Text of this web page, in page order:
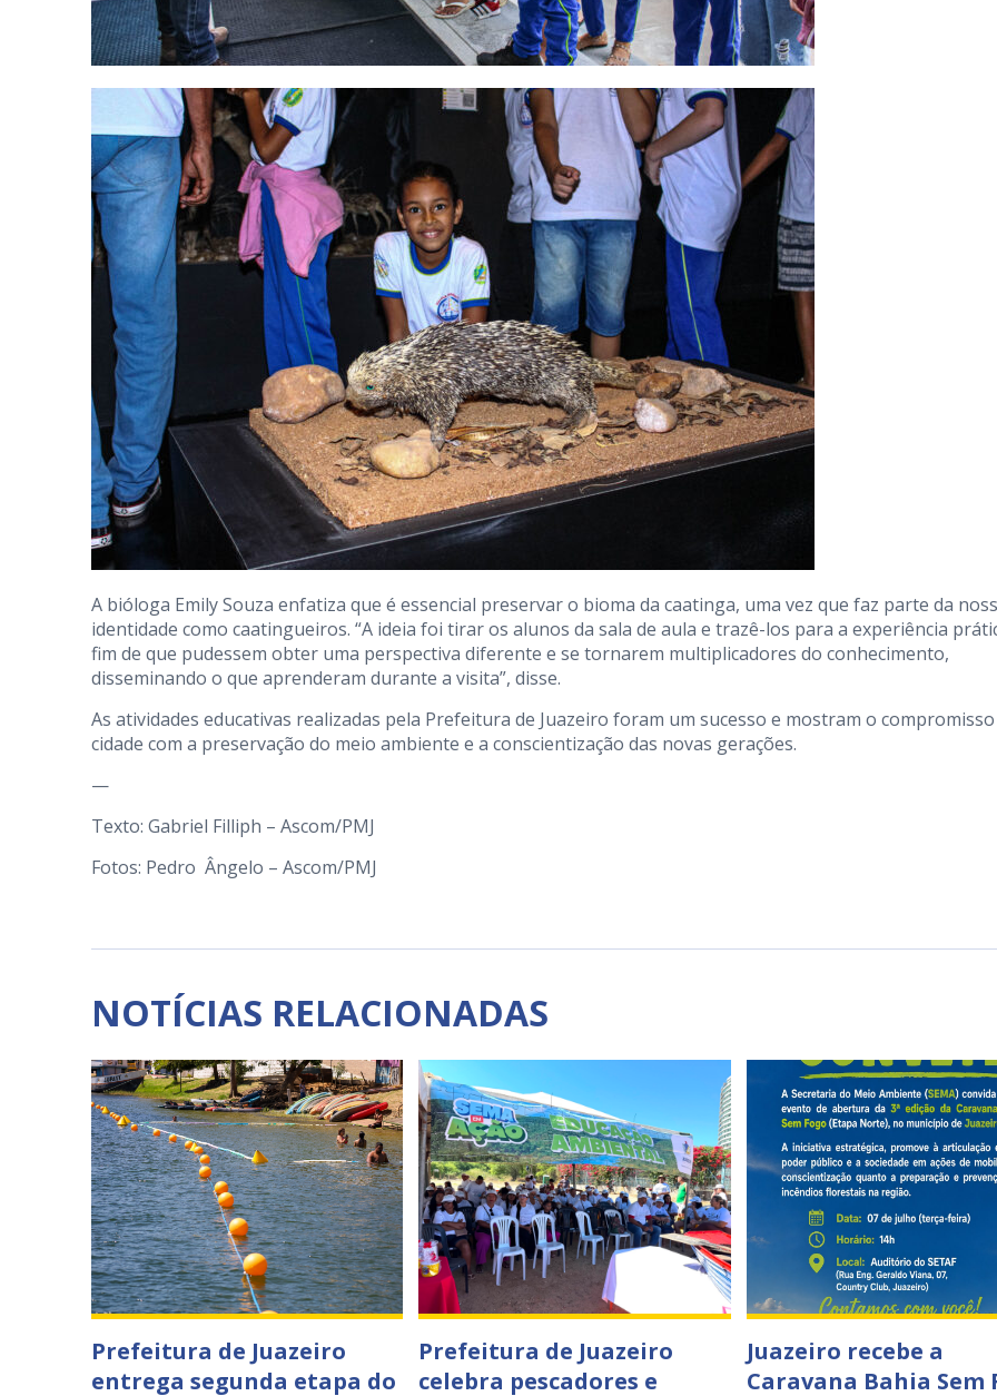
A bióloga Emily Souza enfatiza que é essencial preservar o bioma da caatinga, uma vez que faz parte da
identidade como caatingueiros. “A ideia foi tirar os alunos da sala de aula e trazê-los para a experiência
fim de que pudessem obter uma perspectiva diferente e se tornarem multiplicadores do conhecimento,
disseminando o que aprenderam durante a visita”, disse.
As atividades educativas realizadas pela Prefeitura de Juazeiro foram um sucesso e mostram o
cidade com a preservação do meio ambiente e a conscientização das novas gerações.
—
Texto: Gabriel Filliph – Ascom/PMJ
Fotos: Pedro Ângelo – Ascom/PMJ
NOTÍCIAS RELACIONADAS
Prefeitura de Juazeiro
entrega segunda etapa do
Prefeitura de Juazeiro
celebra pescadores e
Juazeiro recebe a
Caravana Bahia Sem